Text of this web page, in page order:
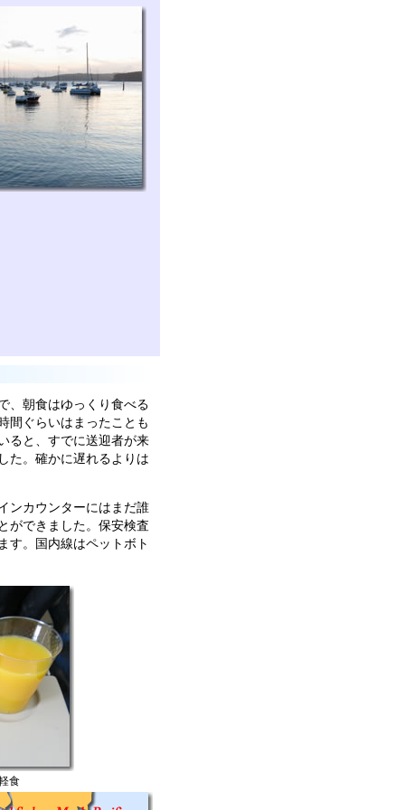
、朝食はゆっくり食べる
間ぐらいはまったことも
ると、すでに送迎者が来
た。確かに遅れるよりは
ンカウンターにはまだ誰
ができました。保安検査
す。国内線はペットボト
食